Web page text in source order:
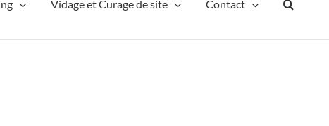
Vidage et Curage de site Contact